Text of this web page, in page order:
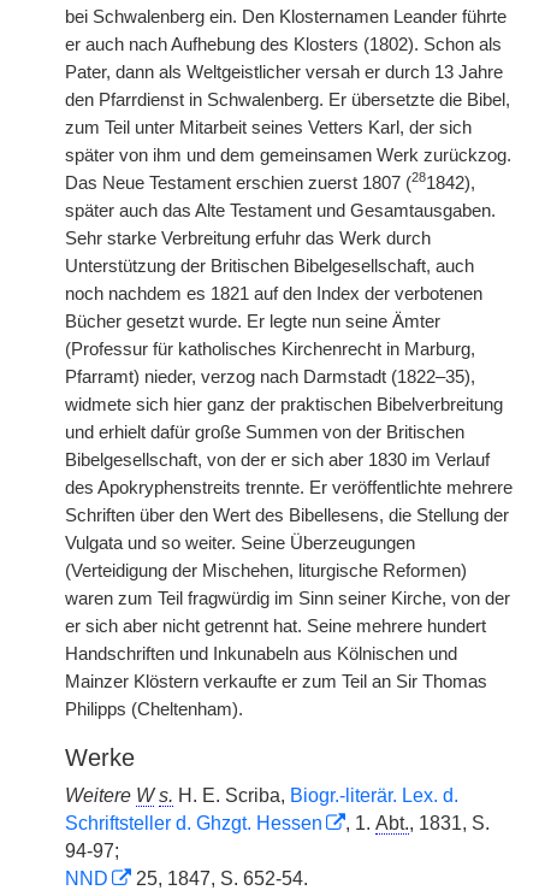
bei Schwalenberg ein. Den Klosternamen Leander führte
er auch nach Aufhebung des Klosters (1802). Schon als
Pater, dann als Weltgeistlicher versah er durch 13 Jahre
den Pfarrdienst in Schwalenberg. Er übersetzte die Bibel,
zum Teil unter Mitarbeit seines Vetters Karl, der sich
später von ihm und dem gemeinsamen Werk zurückzog.
Das Neue Testament erschien zuerst 1807 (281842),
später auch das Alte Testament und Gesamtausgaben.
Sehr starke Verbreitung erfuhr das Werk durch
Unterstützung der Britischen Bibelgesellschaft, auch
noch nachdem es 1821 auf den Index der verbotenen
Bücher gesetzt wurde. Er legte nun seine Ämter
(Professur für katholisches Kirchenrecht in Marburg,
Pfarramt) nieder, verzog nach Darmstadt (1822–35),
widmete sich hier ganz der praktischen Bibelverbreitung
und erhielt dafür große Summen von der Britischen
Bibelgesellschaft, von der er sich aber 1830 im Verlauf
des Apokryphenstreits trennte. Er veröffentlichte mehrere
Schriften über den Wert des Bibellesens, die Stellung der
Vulgata und so weiter. Seine Überzeugungen
(Verteidigung der Mischehen, liturgische Reformen)
waren zum Teil fragwürdig im Sinn seiner Kirche, von der
er sich aber nicht getrennt hat. Seine mehrere hundert
Handschriften und Inkunabeln aus Kölnischen und
Mainzer Klöstern verkaufte er zum Teil an Sir Thomas
Philipps (Cheltenham).
Werke
Weitere W s. H. E. Scriba, Biogr.-literär. Lex. d.
Schriftsteller d. Ghzgt. Hessen
, 1. Abt., 1831, S.
94-97;
NND
25, 1847, S. 652-54.